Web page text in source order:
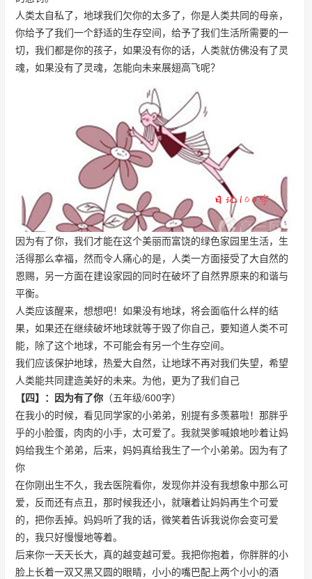
人类太自私了，地球我们欠你的太多了，你是人类共同的母亲，
你给予了我们一个舒适的生存空间，给予了我们生活所需要的一
切，我们都是你的孩子，如果没有你的话，人类就仿佛没有了灵
魂，如果没有了灵魂，怎能向未来展翅高飞呢？
因为有了你，我们才能在这个美丽而富饶的绿色家园里生活，生
活得那么幸福，然而令人痛心的是，人类一方面接受了大自然的
恩赐，另一方面在建设家园的同时在破坏了自然界原来的和谐与
平衡。
人类应该醒来，想想吧！如果没有地球，将会面临什么样的结
果，如果还在继续破坏地球就等于毁了你自己，要知道人类不可
能，除了这个地球，不可能会有另一个生存空间。
我们应该保护地球，热爱大自然，让地球不再对我们失望，希望
人类能共同建造美好的未来。为他，更为了我们自己
【四】：因为有了你 （五年级/600字）
在我小的时候，看见同学家的小弟弟，别提有多羡慕啦！那胖乎
乎的小脸蛋，肉肉的小手，太可爱了。我就哭爹喊娘地吵着让妈
妈给我生个弟弟，后来，妈妈真给我生了一个小弟弟。因为有了
你
在你刚出生不久，我去医院看你，发现你并没有我想象中那么可
爱，反而还有点丑，那时候我还小，就嚷着让妈妈再生个可爱
的，把你丢掉。妈妈听了我的话，微笑着告诉我说你会变可爱
的，我只好慢慢地等着。
后来你一天天长大，真的越变越可爱。我把你抱着，你胖胖的小
脸上长着一双又黑又圆的眼睛，小小的嘴巴配上两个小小的酒